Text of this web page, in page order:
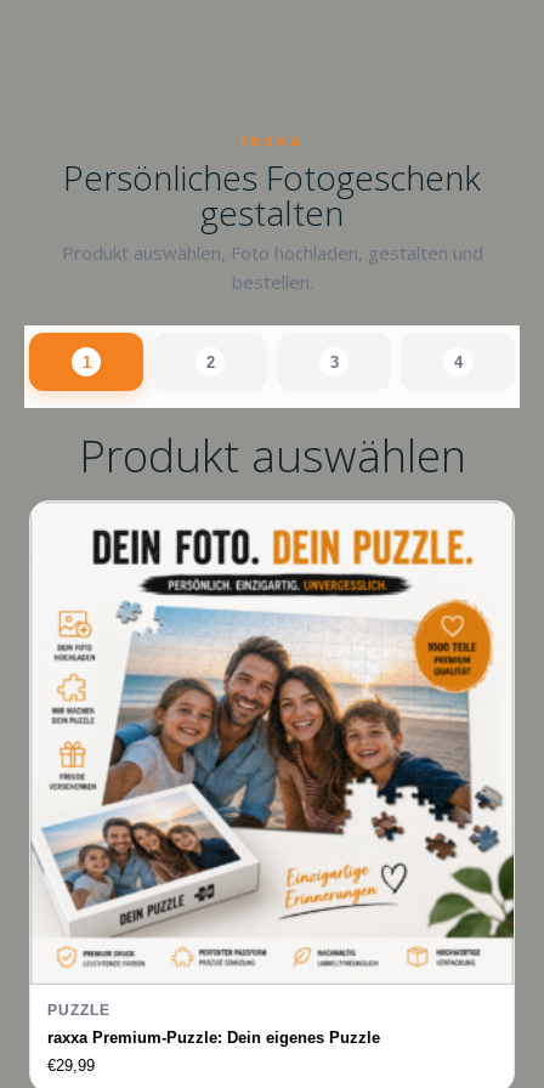
raxxa
Persönliches Fotogeschenk
gestalten
Produkt auswählen, Foto hochladen, gestalten und
bestellen.
1 2 3 4
Produkt auswählen
PUZZLE
raxxa Premium-Puzzle: Dein eigenes Puzzle
€29,99